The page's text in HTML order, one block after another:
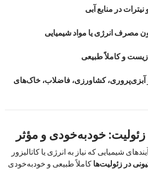
در منابع آبی
مصرف انرژی یا مواد شیمیایی
و کاملاً طبیعی
آبزی‌پروری، کشاورزی، فاضلاب، خاک‌های
خودبه‌خودی و مؤثر
شیمیایی که نیاز به انرژی یا کاتالیزور
در زئولیت‌ها کاملاً طبیعی و خود‌به‌خودی